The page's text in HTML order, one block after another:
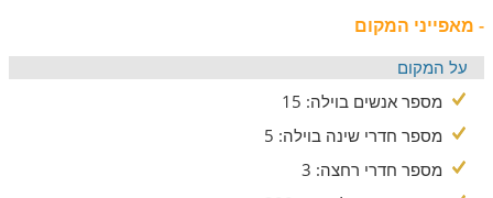
מהחדרים חדר רחצה פרטי עם ג'קוזי.
המטבח
המטבח בוילה מתכתב עם סגנון הסלון והחוץ ומתאפיין בסגנון
מודרני חדשני המעורר תחושת הנאה ושמחת חיים. המטבח כולל
מכשור מלא ונוח. מדיח כלים, מקרר, כיריים, תנור, בלי בישול והגשה
ופינת קפה ותה. לצד המטבח שולחן אוכל מרווח בו תוכלו ליהנות
- מאפייני המקום
על המקום
מספר אנשים בוילה: 15
מספר חדרי שינה בוילה: 5
מספר חדרי רחצה: 3